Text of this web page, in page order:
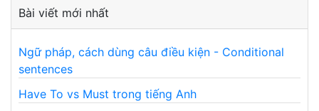
Bài viết mới nhất
Ngữ pháp, cách dùng câu điều kiện - Conditional
sentences
Have To vs Must trong tiếng Anh